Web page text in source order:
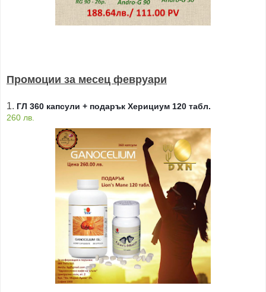
Промоции за месец февруари
1. ГЛ 360 капсули + подарък Херициум 120 табл.
260 лв.